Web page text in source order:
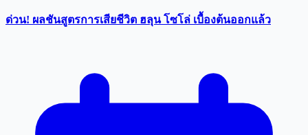
ด่วน! ผลชันสูตรการเสียชีวิต ฮลุน โซโล่ เบื้องต้นออกแล้ว